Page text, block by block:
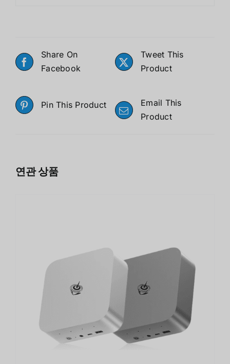
Share On
Facebook
Tweet This
Product
Pin This Product
Email This
Product
연관 상품